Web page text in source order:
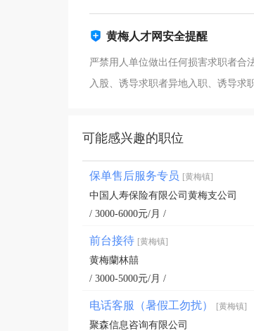
黄梅人才网安全提醒
严禁用人单位做出任何损害求职者合
入股、诱导求职者异地入职、诱导求
可能感兴趣的职位
保单售后服务专员 [黄梅镇]
中国人寿保险有限公司黄梅支公司
/ 3000-6000元/月 /
前台接待 [黄梅镇]
黄梅蘭林囍
/ 3000-5000元/月 /
电话客服（暑假工勿扰） [黄梅镇]
聚森信息咨询有限公司